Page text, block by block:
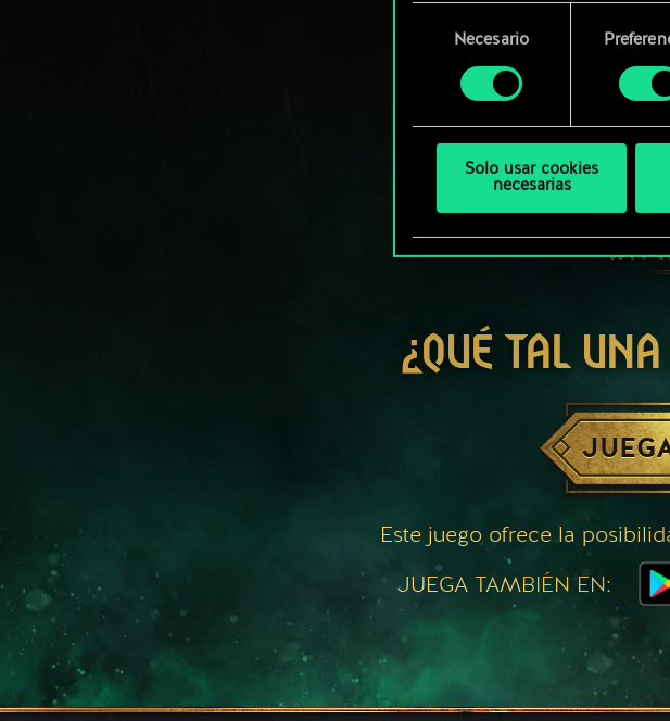
Encontrarás todos los
más abajo.
consentimiento
Necesario
Solo usar cookies
necesarias
¿QUÉ TAL
Este juego ofrece la
JUEGA TAMBIÉN EN: